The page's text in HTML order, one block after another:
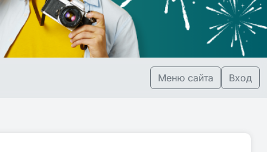
Меню сайта Вход